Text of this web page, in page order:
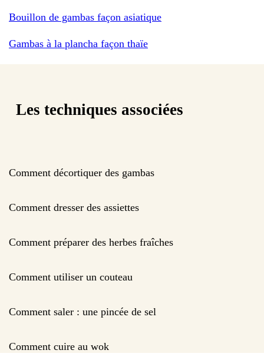
Bouillon de gambas façon asiatique
Gambas à la plancha façon thaïe
Les techniques associées
Comment décortiquer des gambas
Comment dresser des assiettes
Comment préparer des herbes fraîches
Comment utiliser un couteau
Comment saler : une pincée de sel
Comment cuire au wok